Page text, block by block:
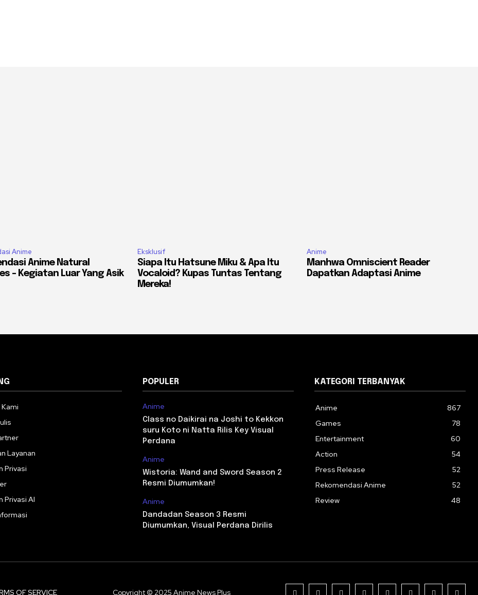
Anime
Anime Natural
– Kegiatan Luar Yang Asik
Eksklusif
Siapa Itu Hatsune Miku & Apa Itu
Vocaloid? Kupas Tuntas Tentang
Mereka!
Anime
Manhwa Omniscient Reader
Dapatkan Adaptasi Anime
Layanan
Privasi
Privasi AI
POPULER
Anime
Class no Daikirai na Joshi to Kekkon
suru Koto ni Natta Rilis Key Visual
Perdana
Anime
Wistoria: Wand and Sword Season 2
Resmi Diumumkan!
Anime
Dandadan Season 3 Resmi
Diumumkan, Visual Perdana Dirilis
KATEGORI TERBANYAK
Anime
867
Games
78
Entertainment
60
Action
54
Press Release
52
Rekomendasi Anime
52
Review
48
OF SERVICE Copyright © 2025 Anime News Plus